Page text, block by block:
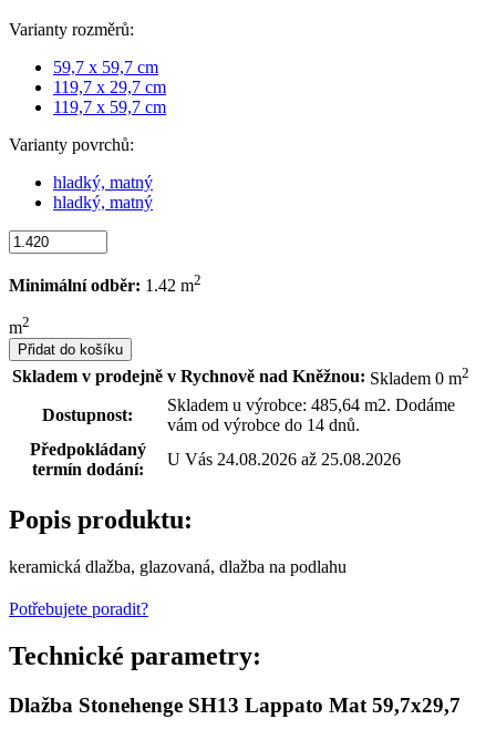
Varianty rozměrů:
59,7 x 59,7 cm
119,7 x 29,7 cm
119,7 x 59,7 cm
Varianty povrchů:
hladký, matný
hladký, matný
Minimální odběr: 1.42 m2
m2
Přidat do košíku
Skladem v prodejně v Rychnově nad Kněžnou: Skladem 0 m2
Dostupnost:
Skladem u výrobce: 485,64 m2. Dodáme
vám od výrobce do 14 dnů.
Předpokládaný
termín dodání:
U Vás 24.08.2026 až 25.08.2026
Popis produktu:
keramická dlažba, glazovaná, dlažba na podlahu
Potřebujete poradit?
Technické parametry:
Dlažba Stonehenge SH13 Lappato Mat 59,7x29,7